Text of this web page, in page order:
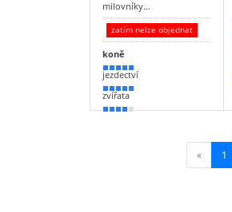
milovníky…
zatím nelze objednat
koně
100 %
jezdectví
90 %
zvířata
80 %
« 1